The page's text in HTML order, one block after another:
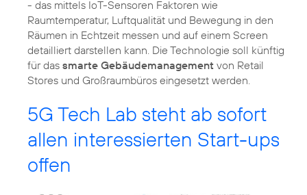
- das mittels IoT-Sensoren Faktoren wie
Raumtemperatur, Luftqualität und Bewegung in den
Räumen in Echtzeit messen und auf einem Screen
detailliert darstellen kann. Die Technologie soll künftig
für das smarte Gebäudemanagement von Retail
Stores und Großraumbüros eingesetzt werden.
5G Tech Lab steht ab sofort
allen interessierten Start-ups
offen